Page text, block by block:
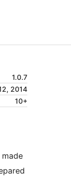
1.0.7
2014
10+
made